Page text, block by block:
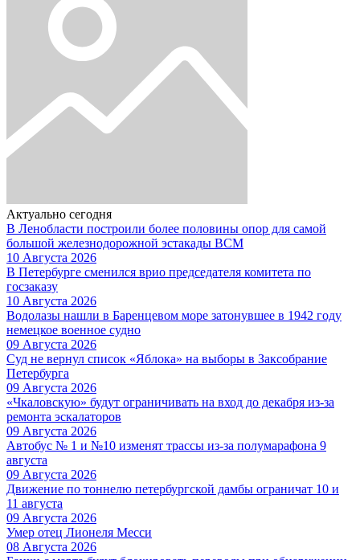
Актуально сегодня
В Ленобласти построили более половины опор для самой
большой железнодорожной эстакады ВСМ
10 Августа 2026
В Петербурге сменился врио председателя комитета по
госзаказу
10 Августа 2026
Водолазы нашли в Баренцевом море затонувшее в 1942 году
немецкое военное судно
09 Августа 2026
Суд не вернул список «Яблока» на выборы в Заксобрание
Петербурга
09 Августа 2026
«Чкаловскую» будут ограничивать на вход до декабря из-за
ремонта эскалаторов
09 Августа 2026
Автобус № 1 и №10 изменят трассы из-за полумарафона 9
августа
09 Августа 2026
Движение по тоннелю петербургской дамбы ограничат 10 и
11 августа
09 Августа 2026
Умер отец Лионеля Месси
08 Августа 2026